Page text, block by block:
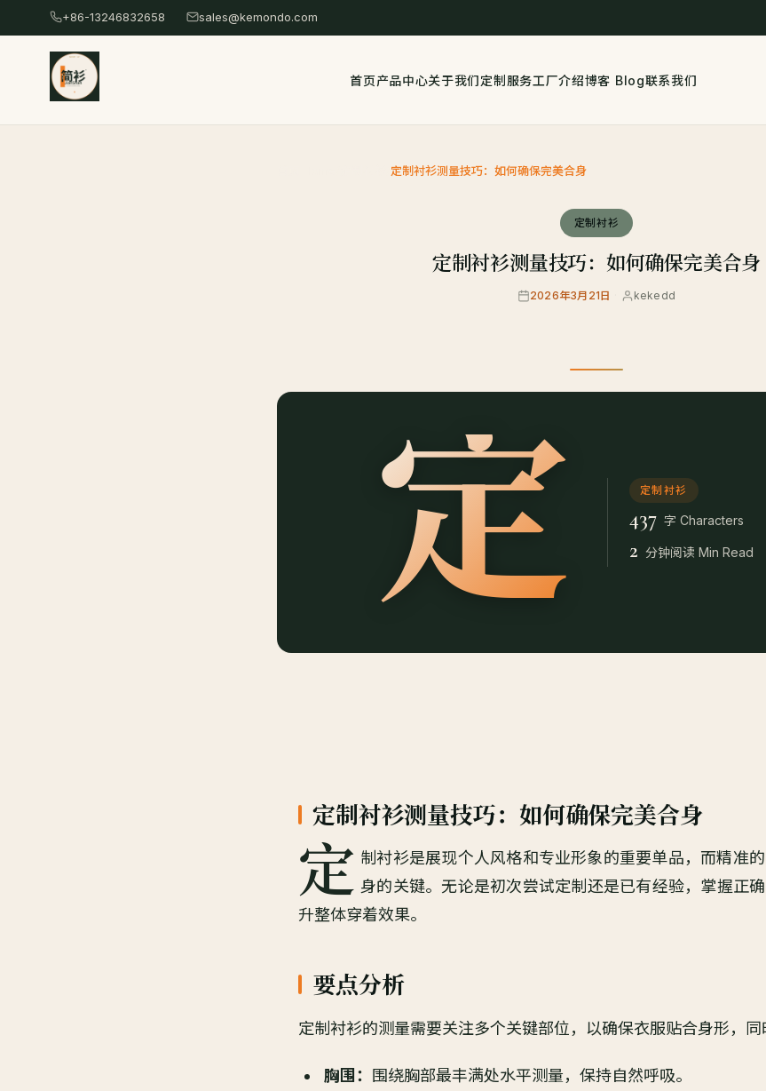
转
+86-13246832658 sales@kemondo.com
首页产品中心关于我们定制服务工厂介绍博客 Blog联系我们
定制衬衫测量技巧：如何确保完美合身
定制衬衫
定制衬衫测量技巧：如何确保完美合身
2026年3月21日 kekedd
定 定制衬衫
437 字 Characters
2 分钟阅读 Min Read
定制衬衫测量技巧：如何确保完美合身
定 制衬衫是展现个人风格和专业形象的重要单品，而精准
身的关键。无论是初次尝试定制还是已有经验，掌握正
升整体穿着效果。
要点分析
定制衬衫的测量需要关注多个关键部位，以确保衣服贴合身形，同
胸围：
围绕胸部最丰满处水平测量，保持自然呼吸。